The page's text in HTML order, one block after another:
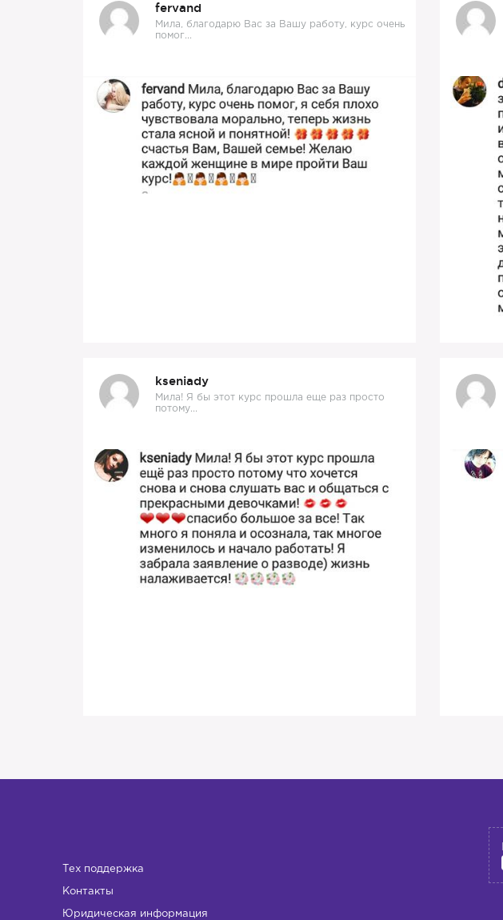
fervand
Мила, благодарю Вас за Вашу работу, курс очень
помог...
kseniady
Мила! Я бы этот курс прошла еще раз просто
потому...
Тех поддержка
Контакты
Юридическая информация